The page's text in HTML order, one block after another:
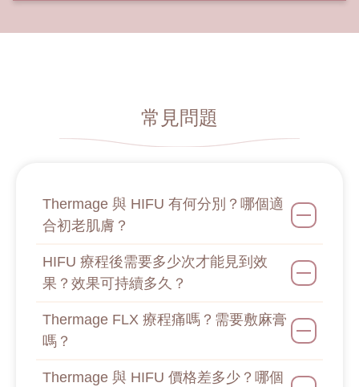
常見問題
Thermage 與 HIFU 有何分別？哪個適
合初老肌膚？
HIFU 療程後需要多少次才能見到效
果？效果可持續多久？
Thermage FLX 療程痛嗎？需要敷麻膏
嗎？
Thermage 與 HIFU 價格差多少？哪個